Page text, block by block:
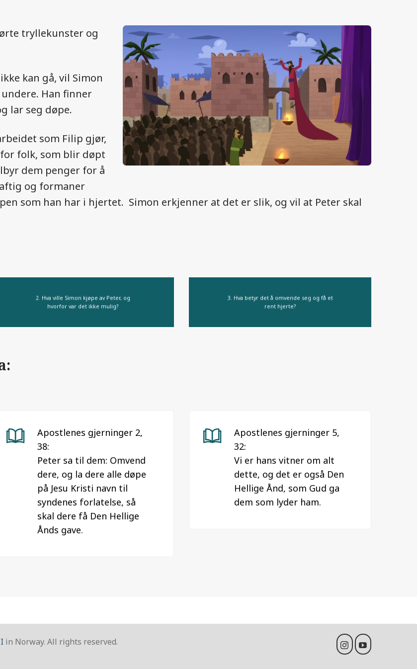
tryllekunster og
kan gå, vil Simon
Han finner
lar seg døpe.
som Filip gjør,
for folk, som blir døpt
dem penger for å
og formaner
som han har i hjertet. Simon erkjenner at det er slik, og vil at Peter skal
2. Hva ville Simon kjøpe av Peter, og
hvorfor var det ikke mulig?
3. Hva betyr det å omvende seg og få et
rent hjerte?
Apostlenes gjerninger 2,
38:
Peter sa til dem: Omvend
dere, og la dere alle døpe
på Jesu Kristi navn til
syndenes forlatelse, så
skal dere få Den Hellige
Ånds gave.
Apostlenes gjerninger 5,
32:
Vi er hans vitner om alt
dette, og det er også Den
Hellige Ånd, som Gud ga
dem som lyder ham.
in Norway. All rights reserved.